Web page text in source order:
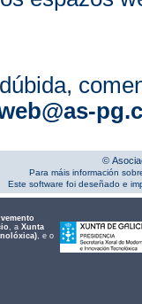
©
Para máis información
Este software foi deseñado e
, a Xunta
, e o